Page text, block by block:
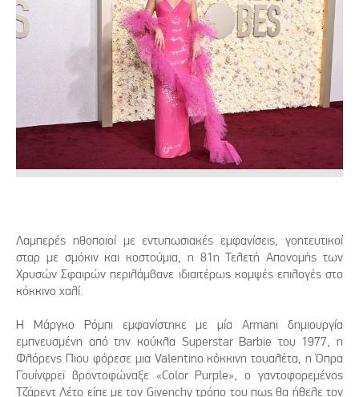
Λαμπερές ηθοποιοί με εντυπωσιακές εμφανίσεις, γοητευτικοί
σταρ με σμόκιν και κοστούμια, η 81η Τελετή Απονομής των
Χρυσών Σφαιρών περιλάμβανε ιδιαιτέρως κομψές επιλογές στο
κόκκινο χαλί.
Η Μάργκο Ρόμπι εμφανίστηκε με μία Armani δημιουργία
εμπνευσμένη από την κούκλα Superstar Barbie του 1977, η
Φλόρενς Πιου φόρεσε μια Valentino κόκκινη τουαλέτα, η Όπρα
Γουίνφρεϊ βροντοφώναξε «Color Purple», ο γαντοφορεμένος
Τζάρεντ Λέτο είπε με τον Givenchy τρόπο του πως θα ήθελε τον